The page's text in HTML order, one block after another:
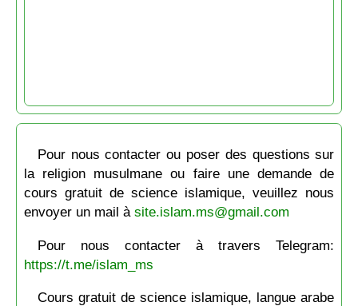
Pour nous contacter ou poser des questions sur
la religion musulmane ou faire une demande de
cours gratuit de science islamique, veuillez nous
envoyer un mail à site.islam.ms@gmail.com
Pour nous contacter à travers Telegram:
https://t.me/islam_ms
Cours gratuit de science islamique, langue arabe